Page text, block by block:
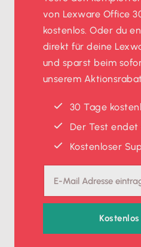
von Lexware Office
kostenlos. Oder du
direkt für deine
und sparst beim
unserem
30 Tage
Der Test
Kostenloser